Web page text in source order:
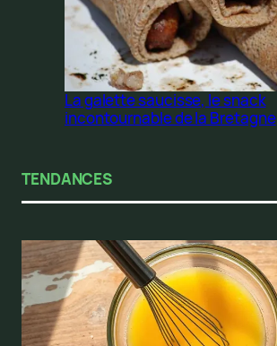
La galette saucisse, le snack
incontournable de la Bretagne
TENDANCES